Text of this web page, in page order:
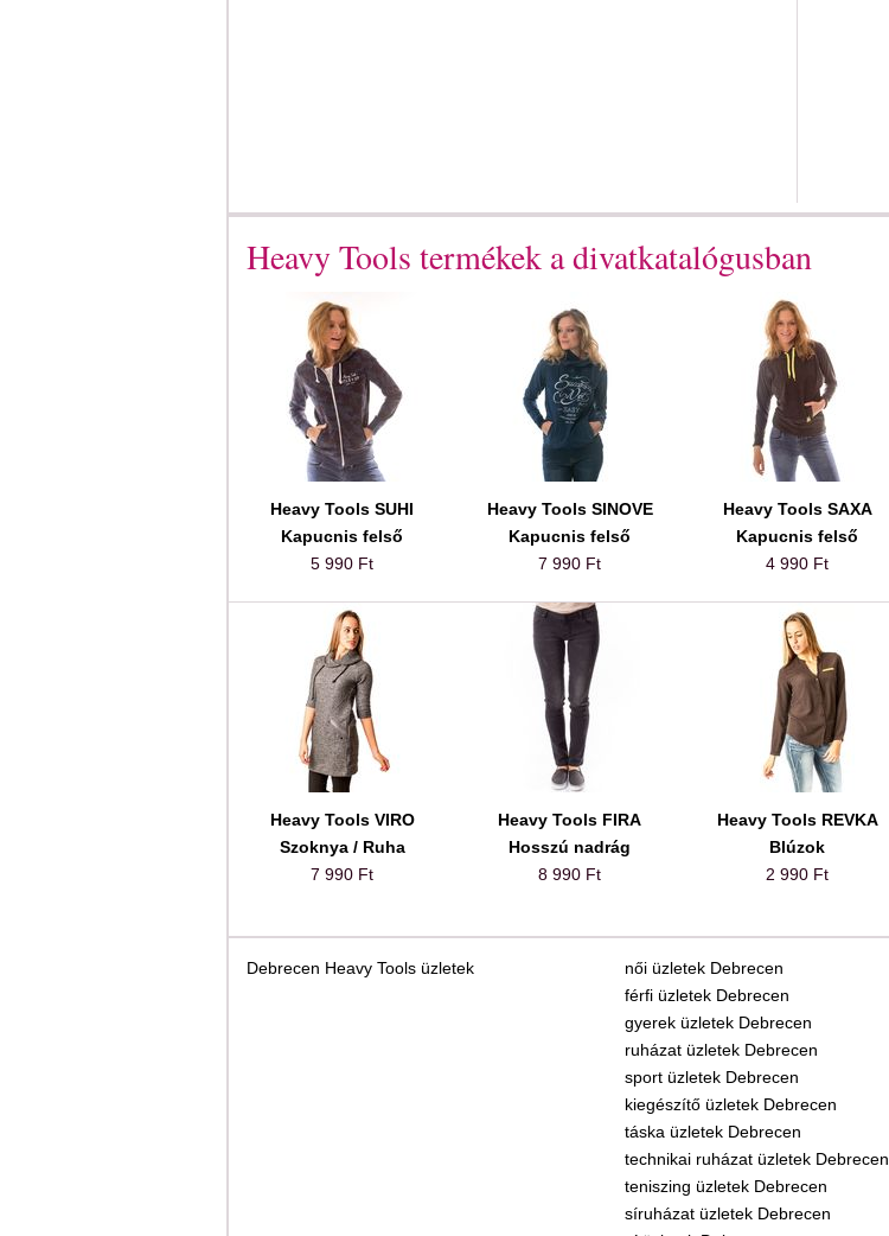
Heavy Tools termékek a divatkatalógusban
Heavy Tools SUHI
Kapucnis felső
5 990 Ft
Heavy Tools SINOVE
Kapucnis felső
7 990 Ft
Heavy Tools SAXA
Kapucnis felső
4 990 Ft
Heavy Tools VIRO
Szoknya / Ruha
7 990 Ft
Heavy Tools FIRA
Hosszú nadrág
8 990 Ft
Heavy Tools REVKA
Blúzok
2 990 Ft
Debrecen Heavy Tools üzletek
női üzletek Debrecen
férfi üzletek Debrecen
gyerek üzletek Debrecen
ruházat üzletek Debrecen
sport üzletek Debrecen
kiegészítő üzletek Debrecen
táska üzletek Debrecen
technikai ruházat üzletek Debrecen
teniszing üzletek Debrecen
síruházat üzletek Debrecen